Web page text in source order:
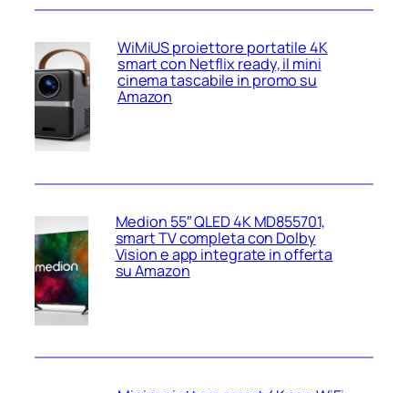
WiMiUS proiettore portatile 4K
smart con Netflix ready, il mini
cinema tascabile in promo su
Amazon
Medion 55″ QLED 4K MD855701,
smart TV completa con Dolby
Vision e app integrate in offerta
su Amazon